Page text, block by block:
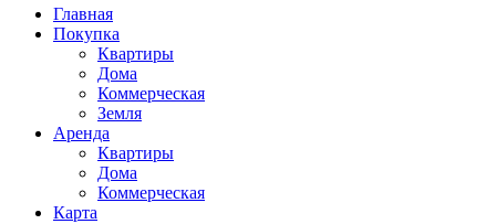
Главная
Покупка
Квартиры
Дома
Коммерческая
Земля
Аренда
Квартиры
Дома
Коммерческая
Карта